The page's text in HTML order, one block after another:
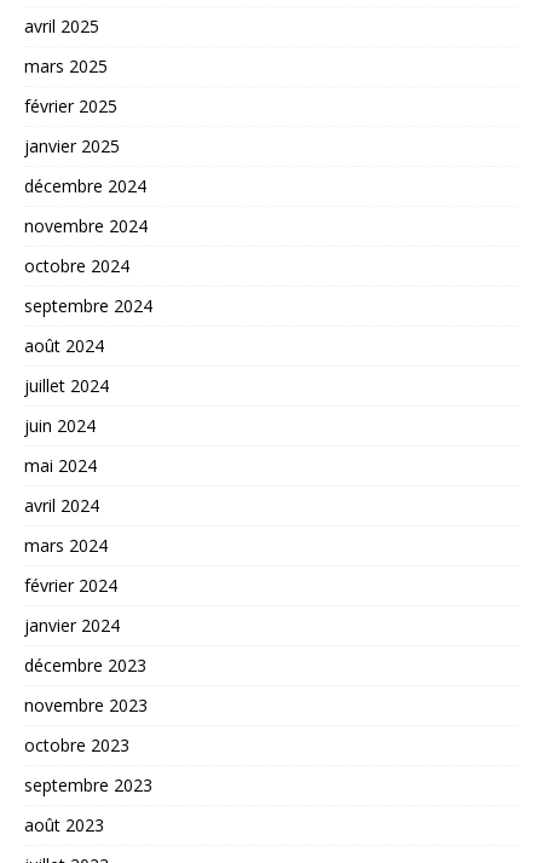
avril 2025
mars 2025
février 2025
janvier 2025
décembre 2024
novembre 2024
octobre 2024
septembre 2024
août 2024
juillet 2024
juin 2024
mai 2024
avril 2024
mars 2024
février 2024
janvier 2024
décembre 2023
novembre 2023
octobre 2023
septembre 2023
août 2023